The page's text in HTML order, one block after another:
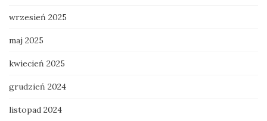
wrzesień 2025
maj 2025
kwiecień 2025
grudzień 2024
listopad 2024